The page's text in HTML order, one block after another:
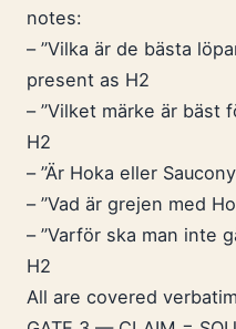
notes:
– ”Vilka är de bästa
present as H2
– ”Vilket märke är bäst
H2
– ”Är Hoka eller
– ”Vad är grejen med
– ”Varför ska man inte
H2
All are covered